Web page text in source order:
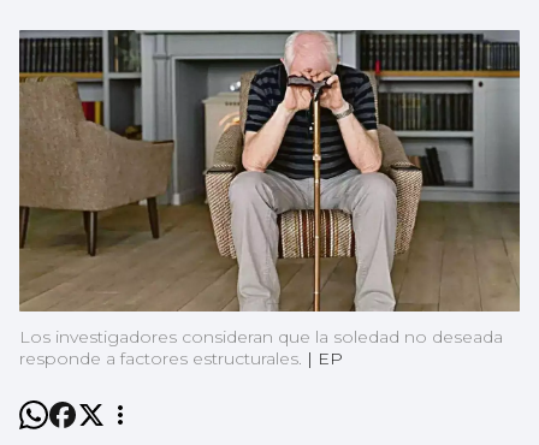
Los investigadores consideran que la soledad no deseada
responde a factores estructurales. | EP